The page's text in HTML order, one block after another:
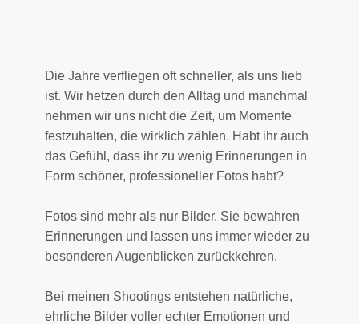
Die Jahre verfliegen oft schneller, als uns lieb
ist. Wir hetzen durch den Alltag und manchmal
nehmen wir uns nicht die Zeit, um Momente
festzuhalten, die wirklich zählen. Habt ihr auch
das Gefühl, dass ihr zu wenig Erinnerungen in
Form schöner, professioneller Fotos habt?
Fotos sind mehr als nur Bilder. Sie bewahren
Erinnerungen und lassen uns immer wieder zu
besonderen Augenblicken zurückkehren.
Bei meinen Shootings entstehen natürliche,
ehrliche Bilder voller echter Emotionen und